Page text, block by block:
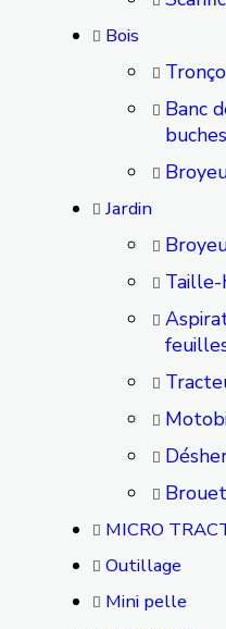
Bois
Banc
buches
Jardin
Taille-
MICRO
Outillage
Mini pelle